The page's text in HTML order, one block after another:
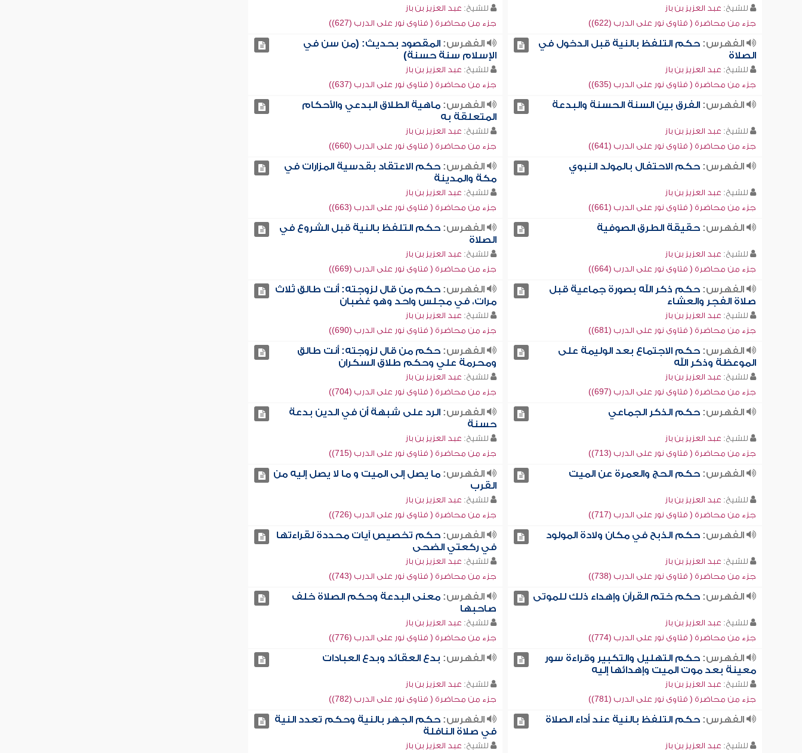
للشيخ: عبد العزيز بن باز
جزء من محاضرة ( فتاوى نور على الدرب (622))
للشيخ: عبد العزيز بن باز
جزء من محاضرة ( فتاوى نور على الدرب (627))
الفهرس:حكم التلفظ بالنية قبل الدخول في
الصلاة
للشيخ: عبد العزيز بن باز
جزء من محاضرة ( فتاوى نور على الدرب (635))
الفهرس: المقصود بحديث: (من سن في
الإسلام سنة حسنة)
للشيخ: عبد العزيز بن باز
جزء من محاضرة ( فتاوى نور على الدرب (637))
الفهرس:الفرق بين السنة الحسنة والبدعة
للشيخ: عبد العزيز بن باز
جزء من محاضرة ( فتاوى نور على الدرب (641))
الفهرس: ماهية الطلاق البدعي والأحكام
المتعلقة به
للشيخ: عبد العزيز بن باز
جزء من محاضرة ( فتاوى نور على الدرب (660))
الفهرس:حكم الاحتفال بالمولد النبوي
للشيخ: عبد العزيز بن باز
جزء من محاضرة ( فتاوى نور على الدرب (661))
الفهرس: حكم الاعتقاد بقدسية المزارات في
مكة والمدينة
للشيخ: عبد العزيز بن باز
جزء من محاضرة ( فتاوى نور على الدرب (663))
الفهرس:حقيقة الطرق الصوفية
للشيخ: عبد العزيز بن باز
جزء من محاضرة ( فتاوى نور على الدرب (664))
الفهرس: حكم التلفظ بالنية قبل الشروع في
الصلاة
للشيخ: عبد العزيز بن باز
جزء من محاضرة ( فتاوى نور على الدرب (669))
الفهرس:حكم ذكر الله بصورة جماعية قبل
صلاة الفجر والعشاء
للشيخ: عبد العزيز بن باز
جزء من محاضرة ( فتاوى نور على الدرب (681))
الفهرس: حكم من قال لزوجته: أنت طالق ثلاث
مرات، في مجلس واحد وهو غضبان
للشيخ: عبد العزيز بن باز
جزء من محاضرة ( فتاوى نور على الدرب (690))
الفهرس:حكم الاجتماع بعد الوليمة على
الموعظة وذكر الله
للشيخ: عبد العزيز بن باز
جزء من محاضرة ( فتاوى نور على الدرب (697))
الفهرس: حكم من قال لزوجته: أنت طالق
ومحرمة علي وحكم طلاق السكران
للشيخ: عبد العزيز بن باز
جزء من محاضرة ( فتاوى نور على الدرب (704))
الفهرس:حكم الذكر الجماعي
للشيخ: عبد العزيز بن باز
جزء من محاضرة ( فتاوى نور على الدرب (713))
الفهرس: الرد على شبهة أن في الدين بدعة
حسنة
للشيخ: عبد العزيز بن باز
جزء من محاضرة ( فتاوى نور على الدرب (715))
الفهرس:حكم الحج والعمرة عن الميت
للشيخ: عبد العزيز بن باز
جزء من محاضرة ( فتاوى نور على الدرب (717))
الفهرس: ما يصل إلى الميت و ما لا يصل إليه من
القرب
للشيخ: عبد العزيز بن باز
جزء من محاضرة ( فتاوى نور على الدرب (726))
الفهرس:حكم الذبح في مكان ولادة المولود
للشيخ: عبد العزيز بن باز
جزء من محاضرة ( فتاوى نور على الدرب (738))
الفهرس: حكم تخصيص آيات محددة لقراءتها
في ركعتي الضحى
للشيخ: عبد العزيز بن باز
جزء من محاضرة ( فتاوى نور على الدرب (743))
الفهرس:حكم ختم القرآن وإهداء ذلك للموتى
للشيخ: عبد العزيز بن باز
جزء من محاضرة ( فتاوى نور على الدرب (774))
الفهرس: معنى البدعة وحكم الصلاة خلف
صاحبها
للشيخ: عبد العزيز بن باز
جزء من محاضرة ( فتاوى نور على الدرب (776))
الفهرس:حكم التهليل والتكبير وقراءة سور
معينة بعد موت الميت وإهدائها إليه
للشيخ: عبد العزيز بن باز
جزء من محاضرة ( فتاوى نور على الدرب (781))
الفهرس: بدع العقائد وبدع العبادات
للشيخ: عبد العزيز بن باز
جزء من محاضرة ( فتاوى نور على الدرب (782))
الفهرس:حكم التلفظ بالنية عند أداء الصلاة
للشيخ: عبد العزيز بن باز
الفهرس: حكم الجهر بالنية وحكم تعدد النية
في صلاة النافلة
للشيخ: عبد العزيز بن باز